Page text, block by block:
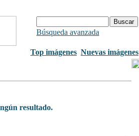
Búsqueda avanzada
Top imágenes Nuevas imágenes
resultado.